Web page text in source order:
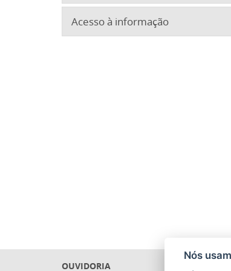
Acesso à informação
OUVIDORIA
Nós